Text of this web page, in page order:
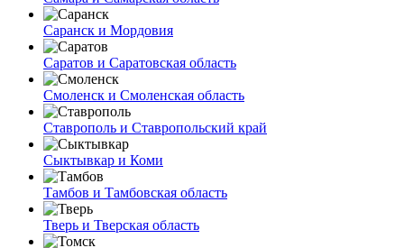
Саранск и Мордовия
Саратов и Саратовская область
Смоленск и Смоленская область
Ставрополь и Ставропольский край
Сыктывкар и Коми
Тамбов и Тамбовская область
Тверь и Тверская область